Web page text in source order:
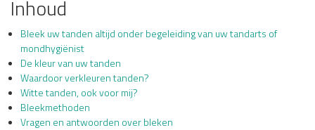
Inhoud
Bleek uw tanden altijd onder begeleiding van uw tandarts of
mondhygiënist
De kleur van uw tanden
Waardoor verkleuren tanden?
Witte tanden, ook voor mij?
Bleekmethoden
Vragen en antwoorden over bleken